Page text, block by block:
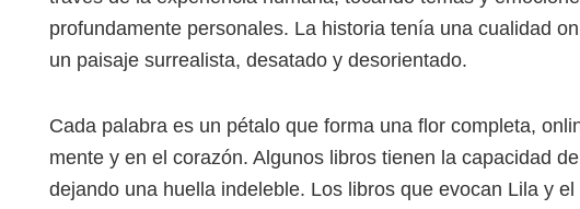
profundamente personales. La historia tenía una cualidad
un paisaje surrealista, desatado y desorientado.
Cada palabra es un pétalo que forma una flor completa,
mente y en el corazón. Algunos libros tienen la capacidad
dejando una huella indeleble. Los libros que evocan Lila y